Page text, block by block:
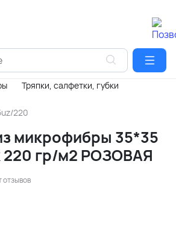
Тряпки, салфетки, губки
220
микрофибры 35*35
220 гр/м2 РОЗОВАЯ
отзывов